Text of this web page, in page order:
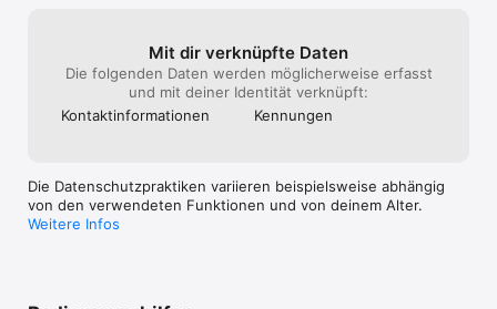
Mit dir verknüpfte Daten
Die folgenden Daten werden möglicherweise erfasst
und mit deiner Identität verknüpft:
Kontakt­informa­tionen
Kennungen
Die Datenschutzpraktiken variieren beispielsweise abhängig
von den verwendeten Funktionen und von deinem Alter.
Weitere Infos